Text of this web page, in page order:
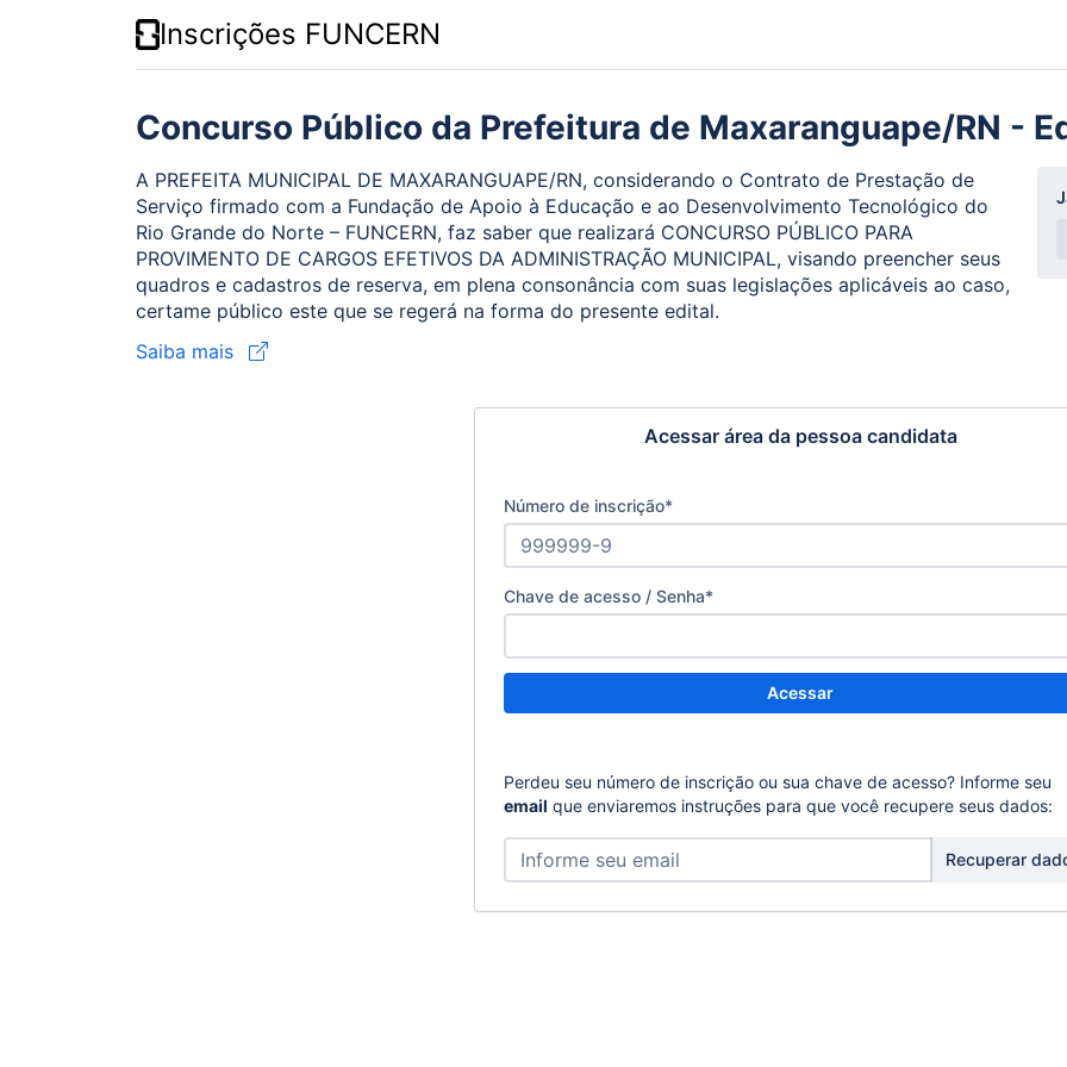
Inscrições FUNCERN
Concurso Público da Prefeitura de Maxaranguape/RN -
A PREFEITA MUNICIPAL DE MAXARANGUAPE/RN, considerando o Contrato de Prestação de
Serviço firmado com a Fundação de Apoio à Educação e ao Desenvolvimento Tecnológico do
Rio Grande do Norte – FUNCERN, faz saber que realizará CONCURSO PÚBLICO PARA
PROVIMENTO DE CARGOS EFETIVOS DA ADMINISTRAÇÃO MUNICIPAL, visando preencher seus
quadros e cadastros de reserva, em plena consonância com suas legislações aplicáveis ao caso,
certame público este que se regerá na forma do presente edital.
Saiba mais
Acessar área da pessoa candidata
Número de inscrição*
Chave de acesso / Senha*
Acessar
Perdeu seu número de inscrição ou sua chave de acesso? Informe seu
email que enviaremos instruções para que você recupere seus dados:
Recuperar